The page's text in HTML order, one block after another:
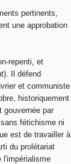
pertinents,
une approbation
repenti, et
Il défend
et communiste
historiquement
gouvernée par
fétichisme ni
est de travailler à
du prolétariat
l'impérialisme